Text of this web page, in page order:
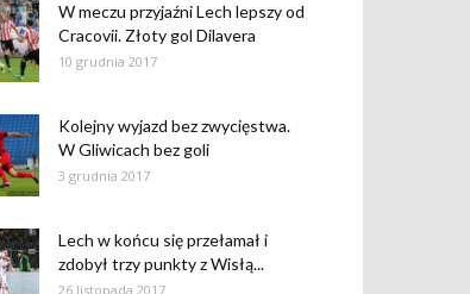
W meczu przyjaźni Lech lepszy od
Cracovii. Złoty gol Dilavera
10 grudnia 2017
Kolejny wyjazd bez zwycięstwa.
W Gliwicach bez goli
3 grudnia 2017
Lech w końcu się przełamał i
zdobył trzy punkty z Wisłą...
26 listopada 2017